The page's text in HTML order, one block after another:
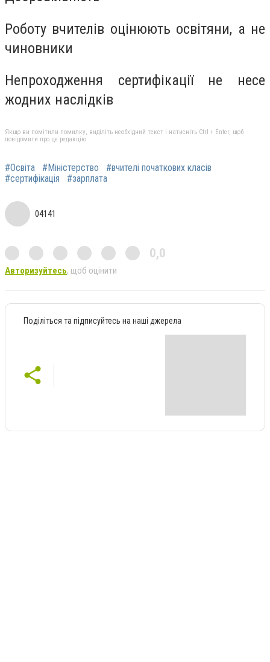
Роботу вчителів оцінюють освітяни, а не
чиновники
Непроходження сертифікації не несе
жодних наслідків
Якщо ви помітили помилку, виділіть необхідний текст і натисніть Ctrl + Enter, щоб
повідомити про це редакцію
#Освіта #Міністерство
#вчителі початкових класів
#сертифікація
#зарплата
04141
0,0
Авторизуйтесь, щоб оцінити
Поділіться та підписуйтесь на наші джерела